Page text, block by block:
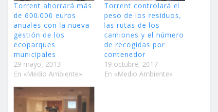
Torrent ahorrará más
de 600.000 euros
anuales con la nueva
gestión de los
ecoparques
municipales
29 mayo, 2013
En «Medio Ambiente»
Torrent controlará el
peso de los residuos,
las rutas de los
camiones y el número
de recogidas por
contenedor
19 octubre, 2017
En «Medio Ambiente»